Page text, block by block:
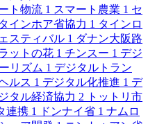
ト物流 1 スマート農業 1 セ
タインホア省協力 1 タインロ
スティバル 1 ダナン大阪路
ットの花 1 チンスー 1 デジ
リズム 1 デジタルトラン
ルス 1 デジタル化推進 1 デ
タル経済協力 2
トットリ市
連携 1 ドンナイ省 1 ナムロ